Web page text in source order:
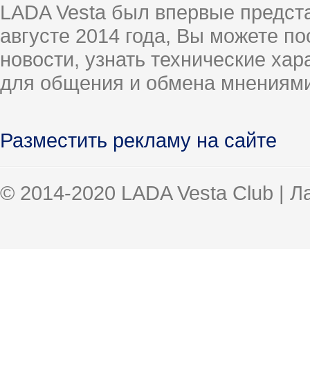
LADA Vesta был впервые
августе 2014 года, Вы можете
новости, узнать технические
для общения и обмена
Разместить рекламу на сайте
© 2014-2020 LADA Vesta Club |